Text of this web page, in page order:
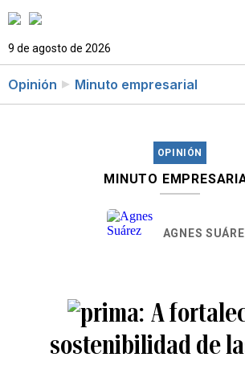
9 de agosto de 2026
Opinión Minuto empresarial
OPINIÓN
MINUTO
AGNES
A
sostenibilidad de